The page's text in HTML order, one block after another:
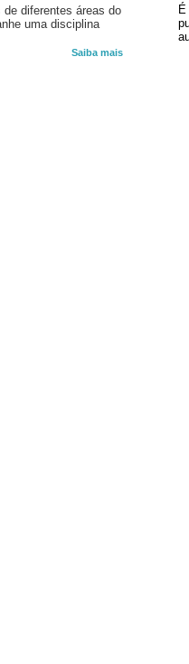
diferentes áreas do
uma disciplina
Saiba mais